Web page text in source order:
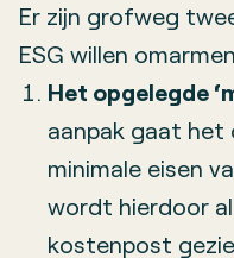
Er zijn grofweg
ESG willen
Het opgelegde
aanpak gaat het
minimale eisen
wordt hierdoor
kostenpost